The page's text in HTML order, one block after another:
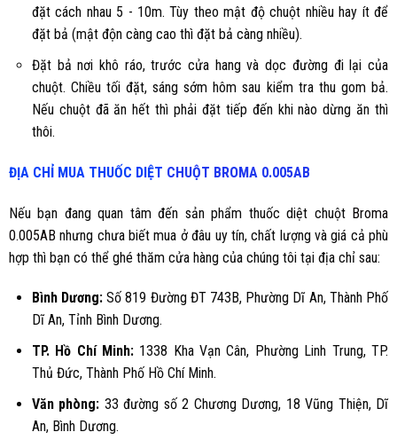
đặt cách nhau 5 - 10m. Tùy theo mật độ chuột nhiều hay ít để
đặt bả (mật độn càng cao thì đặt bả càng nhiều).
Đặt bả nơi khô ráo, trước cửa hang và dọc đường đi lại của
chuột. Chiều tối đặt, sáng sớm hôm sau kiểm tra thu gom bả.
Nếu chuột đã ăn hết thì phải đặt tiếp đến khi nào dừng ăn thì
thôi.
ĐỊA CHỈ MUA THUỐC DIỆT CHUỘT BROMA 0.005AB
Nếu bạn đang quan tâm đến sản phẩm thuốc diệt chuột Broma
0.005AB nhưng chưa biết mua ở đâu uy tín, chất lượng và giá cả phù
hợp thì bạn có thể ghé thăm cửa hàng của chúng tôi tại địa chỉ sau:
Bình Dương: Số 819 Đường ĐT 743B, Phường Dĩ An, Thành Phố
Dĩ An, Tỉnh Bình Dương.
TP. Hồ Chí Minh:1338 Kha Vạn Cân, Phường Linh Trung, TP.
Thủ Đức, Thành Phố Hồ Chí Minh.
Văn phòng: 33 đường số 2 Chương Dương, 18 Vũng Thiện, Dĩ
An, Bình Dương.